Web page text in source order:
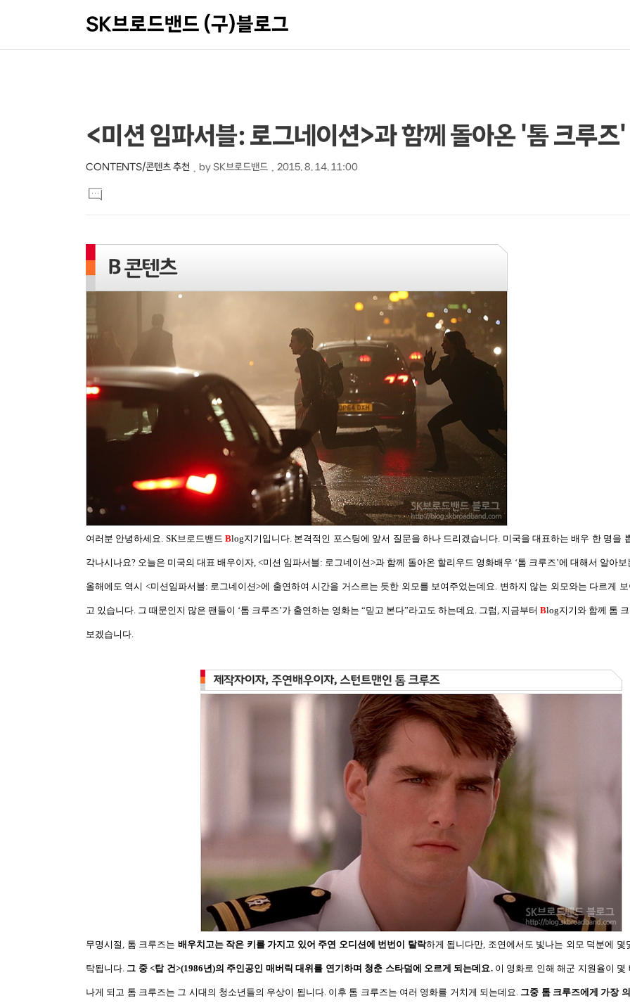
SK브로드밴드 (구)블로그
상
컨
텐
본
문
제
목
<미션 임파서블: 로그네이션>과 함께 돌아온 '톰 크루즈'
CONTENTS/콘텐츠 추천 by SK브로드밴드 2015. 8. 14. 11:00
문
댓
글
여러분 안녕하세요. SK브로드밴드 Blog지기입니다. 본격적인 포스팅에 앞서 질문을 하나 드리겠습니다. 미국을 대표하는 배우 한 명을
각나시나요? 오늘은 미국의 대표 배우이자, <미션 임파서블: 로그네이션>과 함께 돌아온 할리우드 영화배우 ‘톰 크루즈’에 대해서 알아
올해에도 역시 <미션임파서블: 로그네이션>에 출연하여 시간을 거스르는 듯한 외모를 보여주었는데요. 변하지 않는 외모와는 다르게
고 있습니다. 그 때문인지 많은 팬들이 ‘톰 크루즈’가 출연하는 영화는 “믿고 본다”라고도 하는데요. 그럼, 지금부터 Blog지기와 함께 톰
보겠습니다.
무명시절, 톰 크루즈는 배우치고는 작은 키를 가지고 있어 주연 오디션에 번번이 탈락하게 됩니다만, 조연에서도 빛나는 외모 덕분에
탁됩니다. 그 중<탑 건>(1986년)의 주인공인 매버릭 대위를 연기하며 청춘 스타덤에 오르게 되는데요. 이 영화로 인해 해군 지원율이 몇
나게 되고 톰 크루즈는 그 시대의 청소년들의 우상이 됩니다. 이후 톰 크루즈는 여러 영화를 거치게 되는데요. 그중 톰 크루즈에게 가장